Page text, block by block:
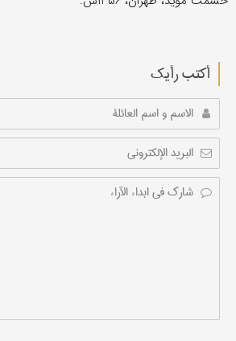
أکتب رأیك